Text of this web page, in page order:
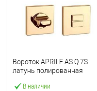
В наличии
Вороток APRILE AS Q 7S
латунь полированная